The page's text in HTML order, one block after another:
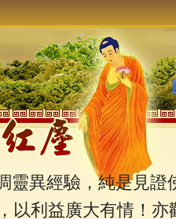
異經驗，純是見證
以利益廣大有情！亦